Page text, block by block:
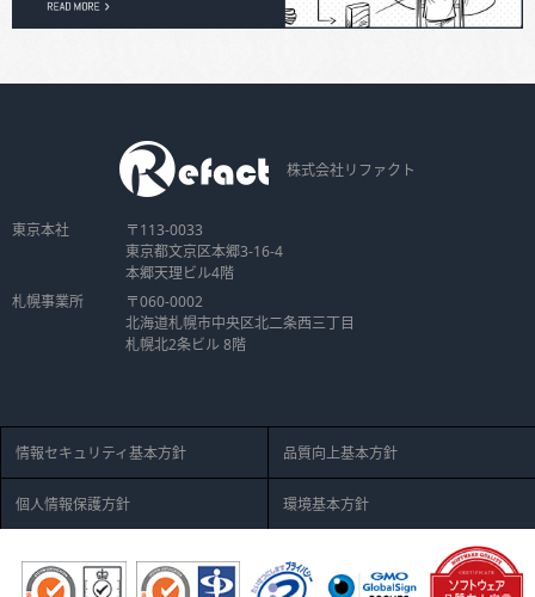
株式会社リファクト
東京本社
〒113-0033
東京都文京区本郷3-16-4
本郷天理ビル4階
札幌事業所
〒060-0002
北海道札幌市中央区北二条西三丁目
札幌北2条ビル 8階
情報セキュリティ基本方針 品質向上基本方針
個人情報保護方針 環境基本方針